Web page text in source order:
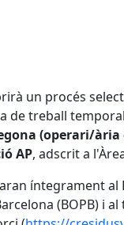
un procés
de treball
(operari/ària
AP, adscrit a
íntegrament al
(BOPB) i